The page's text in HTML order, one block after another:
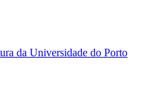
da Universidade do Porto